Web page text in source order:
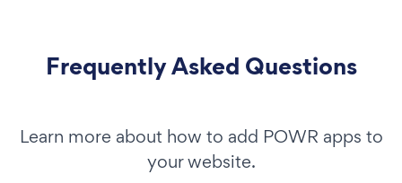
Frequently Asked Questions
Learn more about how to add POWR apps to
your website.